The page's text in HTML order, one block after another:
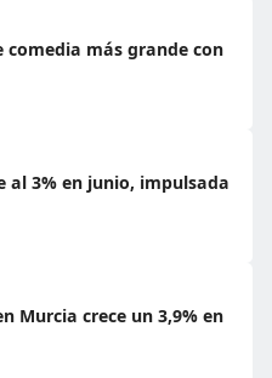
comedia más grande con
al 3% en junio, impulsada
Murcia crece un 3,9% en